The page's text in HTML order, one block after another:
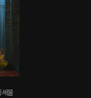
세물